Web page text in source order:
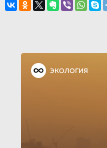
ЭКОЛОГИЯ